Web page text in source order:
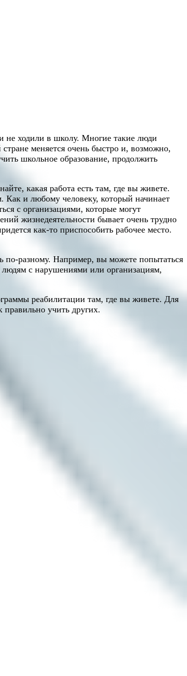
не ходили в школу. Многие такие люди
меняется очень быстро и, возможно,
школьное образование, продолжить
какая работа есть там, где вы живете.
Как и любому человеку, который начинает
с организациями, которые могут
жизнедеятельности бывает очень трудно
как-то приспособить рабочее место.
по-разному. Например, вы можете попытаться
людям с нарушениями или организациям,
реабилитации там, где вы живете. Для
учить других.